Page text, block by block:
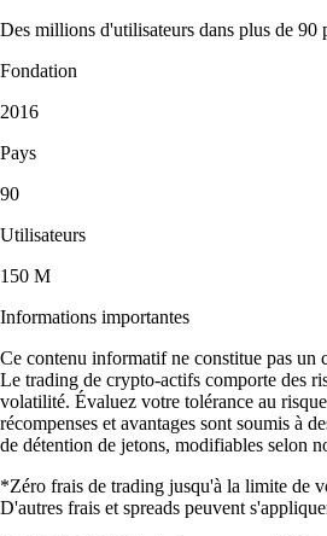
Des millions d'utilisateurs dans plus de 90
Fondation
2016
Pays
90
Utilisateurs
150 M
Informations importantes
Ce contenu informatif ne constitue pas un
Le trading de crypto-actifs comporte des
volatilité. Évaluez votre tolérance au
récompenses et avantages sont soumis à
de détention de jetons, modifiables selon
*Zéro frais de trading jusqu'à la limite de
D'autres frais et spreads peuvent